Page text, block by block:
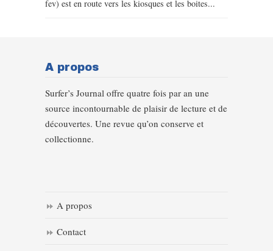
fev) est en route vers les kiosques et les boites...
A propos
Surfer’s Journal offre quatre fois par an une
source incontournable de plaisir de lecture et de
découvertes. Une revue qu’on conserve et
collectionne.
A propos
Contact